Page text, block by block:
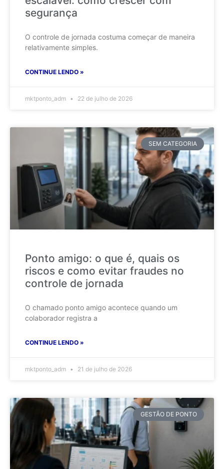
segurança
O controle de jornada costuma começar de maneira
relativamente simples.
CONTINUE LENDO »
mktponto_adm 22 de julho de 2026
SEM CATEGORIA
Ponto amigo: o que é, quais os
riscos e como evitar fraudes no
controle de jornada
O chamado ponto amigo acontece quando um
colaborador registra a
CONTINUE LENDO »
mktponto_adm 21 de julho de 2026
GESTÃO DE PONTO